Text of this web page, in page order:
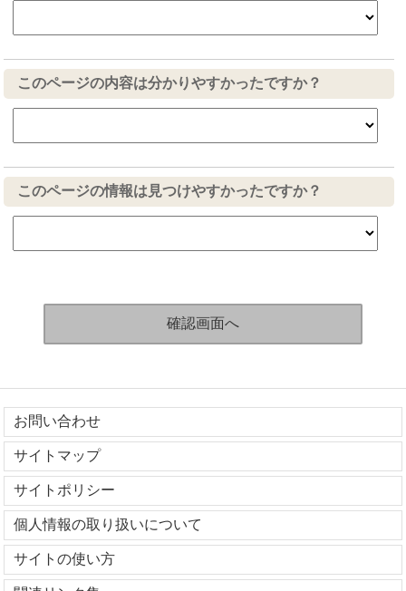
このページの内容は分かりやすかったですか？
このページの情報は見つけやすかったですか？
お問い合わせ
サイトマップ
サイトポリシー
個人情報の取り扱いについて
サイトの使い方